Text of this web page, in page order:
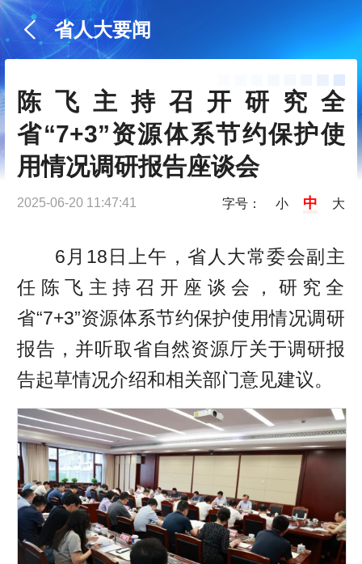
省人大要闻
陈飞主持召开研究全
省“7+3”资源体系节约保护使
用情况调研报告座谈会
2025-06-20 11:47:41 字号： 小 中 大
6月18日上午，省人大常委会副主
任陈飞主持召开座谈会，研究全
省“7+3”资源体系节约保护使用情况调研
报告，并听取省自然资源厅关于调研报
告起草情况介绍和相关部门意见建议。